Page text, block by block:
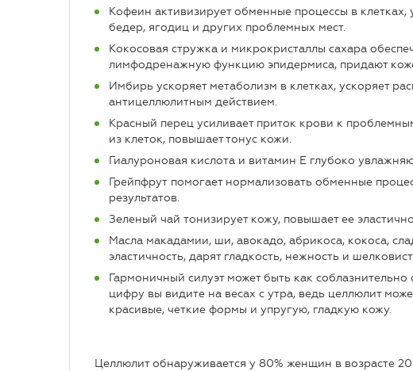
Кофеин активизирует обменные процессы в
бедер, ягодиц и других проблемных мест.
Кокосовая стружка и микрокристаллы сахара
лимфодренажную функцию эпидермиса, придают
Имбирь ускоряет метаболизм в клетках, ускоряет
антицеллюлитным действием.
Красный перец усиливает приток крови к
из клеток, повышает тонус кожи.
Гиалуроновая кислота и витамин Е глубоко
Грейпфрут помогает нормализовать обменные
результатов.
Зеленый чай тонизирует кожу, повышает ее
Масла макадамии, ши, авокадо, абрикоса, кокоса,
эластичность, дарят гладкость, нежность и
Гармоничный силуэт может быть как
цифру вы видите на весах с утра, ведь целлюлит
красивые, четкие формы и упругую, гладкую кожу.
Целлюлит обнаруживается у 80% женщин в возрасте